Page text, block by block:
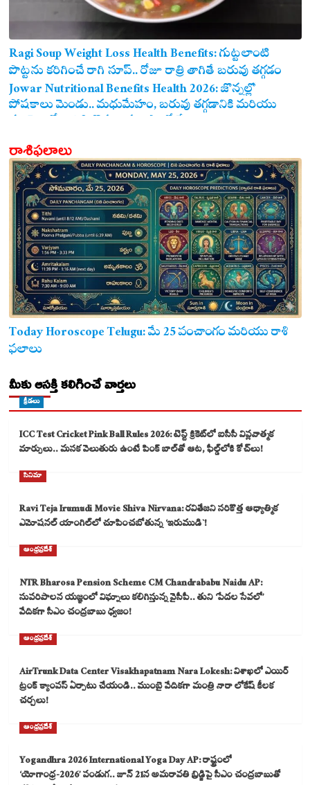
Ragi Soup Weight Loss Health Benefits: గుట్టలాంటి
పొట్టను కరిగించే రాగి సూప్.. రోజూ రాత్రి తాగితే బరువు తగ్గడం
ఖాయం!
Jowar Nutritional Benefits Health 2026: జొన్నల్లో
పోషకాలు మెండు.. మధుమేహం, బరువు తగ్గడానికి మరియు
గుండె ఆరోగ్యానికి జొన్న అన్నం ఎంతో మేలు!
రాశిఫలాలు
Today Horoscope Telugu: మే 25 పంచాంగం మరియు రాశి
ఫలాలు
మీకు ఆసక్తి కలిగించే వార్తలు
క్రీడలు
ICC Test Cricket Pink Ball Rules 2026: టెస్ట్ క్రికెట్‌లో ఐసీసీ విప్లవాత్మక
మార్పులు.. మసక వెలుతురు ఉంటే పింక్ బాల్‌తో ఆట, ఫీల్డ్‌లోకి కోచ్‌లు!
సినిమా
Ravi Teja Irumudi Movie Shiva Nirvana: రవితేజని సరికొత్త ఆధ్యాత్మిక
ఎమోషనల్ యాంగిల్‌లో చూపించబోతున్న ‘ఇరుముడి`!
ఆంధ్రప్రదేశ్
NTR Bharosa Pension Scheme CM Chandrababu Naidu AP:
సుపరిపాలన యజ్ఞంలో విఘ్నాలు కలిగిస్తున్న వైసీపీ.. తుని ‘పేదల సేవలో’
వేదికగా సీఎం చంద్రబాబు ధ్వజం!
ఆంధ్రప్రదేశ్
AirTrunk Data Center Visakhapatnam Nara Lokesh: విశాఖలో ఎయిర్
ట్రంక్ క్యాంపస్ ఏర్పాటు చేయండి.. ముంబై వేదికగా మంత్రి నారా లోకేష్ కీలక
చర్చలు!
ఆంధ్రప్రదేశ్
Yogandhra 2026 International Yoga Day AP: రాష్ట్రంలో
‘యోగాంధ్ర-2026’ పండుగ.. జూన్ 21న అమరావతి బ్రిడ్జిపై సీఎం చంద్రబాబుతో